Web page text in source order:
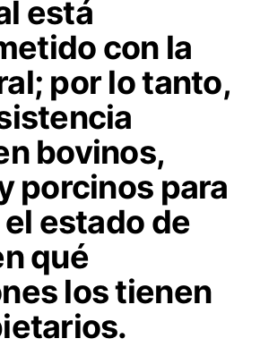
está
con la
por lo tanto,
bovinos,
porcinos para
estado de
qué
los tienen